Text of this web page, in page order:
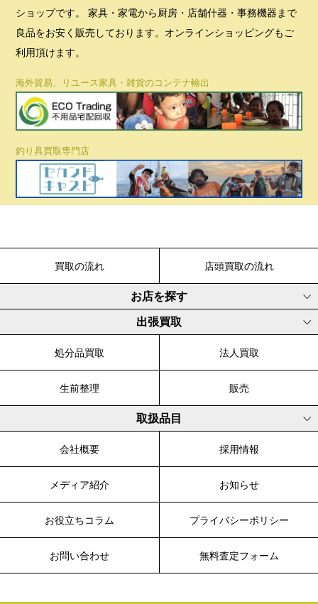
ショップです。 家具・家電から厨房・店舗什器・事務機器まで
良品をお安く販売しております。オンラインショッピングもご
利用頂けます。
海外貿易、リユース家具・雑貨のコンテナ輸出
釣り具買取専門店
買取の流れ 店頭買取の流れ
お店を探す
出張買取
処分品買取 法人買取
生前整理 販売
取扱品目
会社概要 採用情報
メディア紹介 お知らせ
お役立ちコラム プライバシーポリシー
お問い合わせ 無料査定フォーム